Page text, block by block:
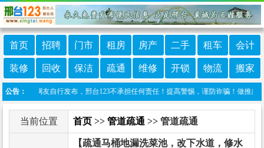
首页 招聘 门市 租房 房产 二手 租车 会计
装修 回收 保洁 疏通 维修 开锁 物流 搬家
公告：
信息由网友自行发布，邢台123不承担任何责任！提高警惕，谨防诈骗！做推广、
当前位置 首页 >> 管道疏通 >> 管道疏通
【疏通马桶地漏洗菜池，改下水道，修水